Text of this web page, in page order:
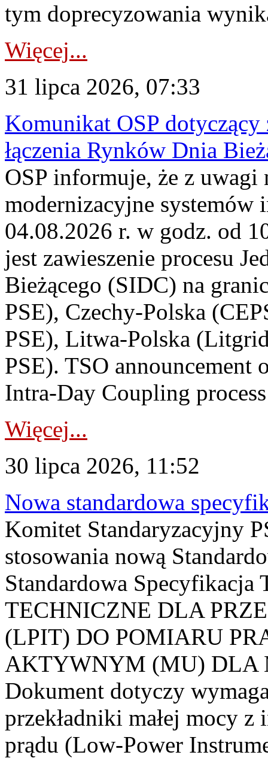
tym doprecyzowania
Więcej...
31 lipca 2026, 07:33
Komunikat OSP dotyczący
łączenia Rynków Dnia
OSP informuje, że z uwagi
modernizacyjne
04.08.2026 r. w godz. od
jest zawieszenie procesu
Bieżącego (SIDC) na
PSE), Czechy-Polska
PSE), Litwa-Polska
PSE). TSO announcement
Intra-Day Coupling
Więcej...
30 lipca 2026, 11:52
Nowa standardowa
Komitet Standaryzacyjny
stosowania nową
Standardowa
TECHNICZNE DLA
(LPIT) DO POMIARU
AKTYWNYM (MU) DLA
Dokument dotyczy
przekładniki małej mocy
prądu (Low-Power